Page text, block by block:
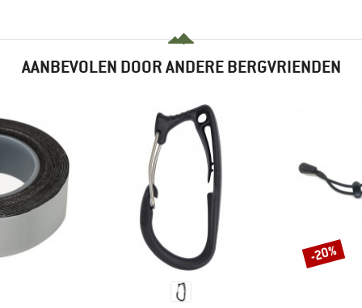
AANBEVOLEN DOOR ANDERE BERGVRIENDEN
Korting
-20%